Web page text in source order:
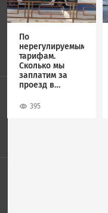
По
нерегулируемым
тарифам.
Сколько мы
заплатим за
проезд в
395